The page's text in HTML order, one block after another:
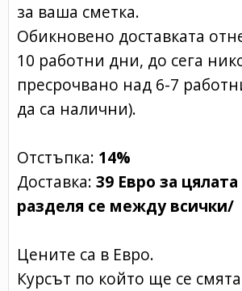
за ваша сметка.
Обикновено доставката
10 работни дни, до сега
пресрочвано над 6-7
да са налични).
Отстъпка: 14%
Доставка: 39 Евро за
разделя се между всички/
Цените са в Евро.
Курсът по който ще се